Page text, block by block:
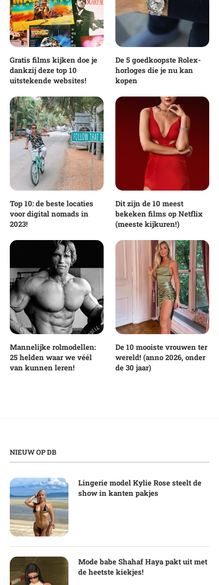
Gratis films kijken doe je
dankzij deze top 10
uitstekende websites!
De 5 goedkoopste Rolex-
horloges die je nu kan
kopen
Top 10: de beste locaties
voor digital nomads in
2023!
Dit zijn de 10 meest
bekeken films op Netflix
(meeste kijkuren!)
Mannelijke rolmodellen:
25 helden waar we véél
van kunnen leren!
De 10 mooiste vrouwen ter
wereld! (anno 2026, onder
de 30 jaar)
NIEUW OP DB
Lingerie model Kylie Rose steelt de
show in kanten pakjes
Mode babe Shahaf Haya pakt uit met
de heetste kiekjes!